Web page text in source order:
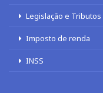
Legislação e Tributos
Imposto de renda
INSS